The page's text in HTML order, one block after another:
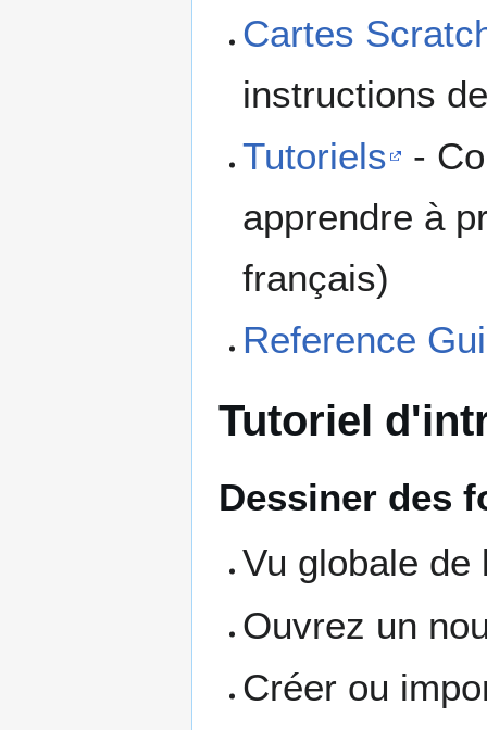
Cartes
instructions
Tutoriels
-
apprendre à
français)
Reference
Tutoriel
Dessiner des
Vu globale de
Ouvrez un
Créer ou